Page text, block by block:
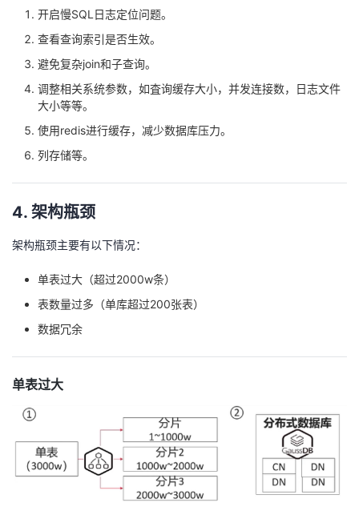
开启慢SQL日志定位问题。
查看查询索引是否生效。
避免复杂join和子查询。
调整相关系统参数，如査询缓存大小，并发连接数，日志文件
大小等等。
使用redis进行缓存，减少数据库压力。
列存储等。
4. 架构瓶颈
架构瓶颈主要有以下情况：
单表过大（超过2000w条）
表数量过多（单库超过200张表）
数据冗余
单表过大